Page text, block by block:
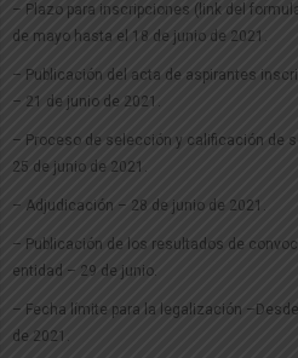
– Plazo para inscripciones (link del
de mayo hasta el 18 de junio de 2021.
– Publicación del acta de aspirantes
– 21 de junio de 2021.
– Proceso de selección y calificación de
25 de junio de 2021.
– Adjudicación – 28 de junio de 2021.
– Publicación de los resultados de
entidad – 29 de junio.
– Fecha límite para la legalización
de 2021.